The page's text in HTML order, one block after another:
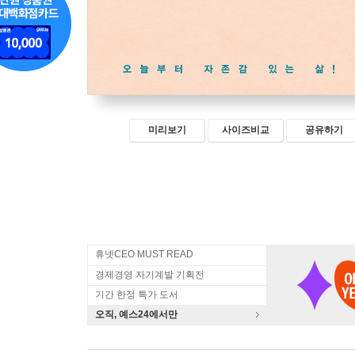
미리보기 사이즈비교 공유하기
휴넷CEO MUST READ
경제경영 자기계발 기획전
기간 한정 특가 도서
오직, 예스24에서만